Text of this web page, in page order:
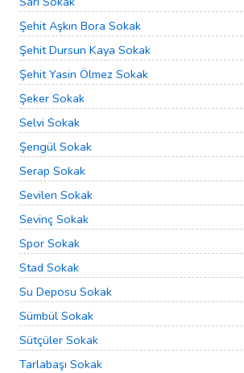
Şehit Aşkın Bora Sokak
Şehit Dursun Kaya Sokak
Şehit Yasin Ölmez Sokak
Şeker Sokak
Selvi Sokak
Şengül Sokak
Serap Sokak
Sevilen Sokak
Sevinç Sokak
Spor Sokak
Stad Sokak
Su Deposu Sokak
Sümbül Sokak
Sütçüler Sokak
Tarlabaşı Sokak